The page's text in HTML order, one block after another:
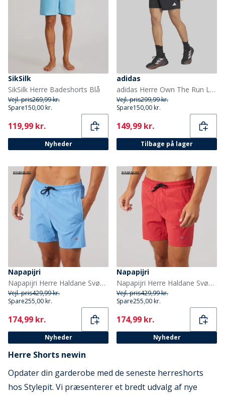
SikSilk
SikSilk Herre Badeshorts Blå
Vejl. pris269,99 kr.
Spare150,00 kr.
Current
119,99 kr.
Nyheder
adidas
adidas Herre Own The Run Løbeshorts Sort
Vejl. pris299,99 kr.
Spare150,00 kr.
Current
149,99 kr.
Tilbage på lager
Napapijri
Napapijri Herre Haldane Svømmebukser Blue Jasper
Vejl. pris429,99 kr.
Spare255,00 kr.
Current
174,99 kr.
Nyheder
Napapijri
Napapijri Herre Haldane Svømmebukser American B Raq
Vejl. pris429,99 kr.
Spare255,00 kr.
Current
174,99 kr.
Nyheder
Herre Shorts newin
Opdater din garderobe med de seneste herreshorts
hos Stylepit. Vi præsenterer et bredt udvalg af nye